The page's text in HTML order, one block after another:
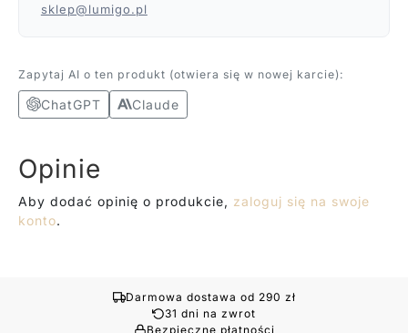
sklep@lumigo.pl
Zapytaj AI o ten produkt (otwiera się w nowej karcie):
ChatGPT Claude
Opinie
Aby dodać opinię o produkcie, zaloguj się na swoje
konto.
Darmowa dostawa od 290 zł
31 dni na zwrot
Bezpieczne płatności